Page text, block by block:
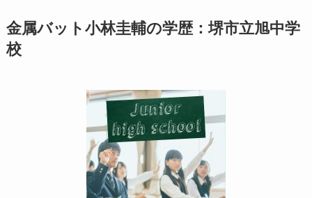
金属バット小林圭輔の学歴：堺市立旭中学
校